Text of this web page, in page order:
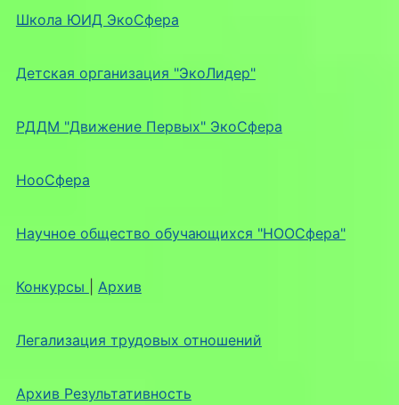
Школа ЮИД ЭкоСфера
Детская организация "ЭкоЛидер"
РДДМ "Движение Первых" ЭкоСфера
НооСфера
Научное общество обучающихся "НООСфера"
Конкурсы Архив
Легализация трудовых отношений
Архив Результативность